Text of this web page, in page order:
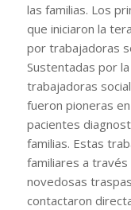
las familias. Los
que iniciaron la
por trabajadoras
Sustentadas por
trabajadoras
fueron pioneras
pacientes
familias. Estas
familiares a
novedosas
contactaron